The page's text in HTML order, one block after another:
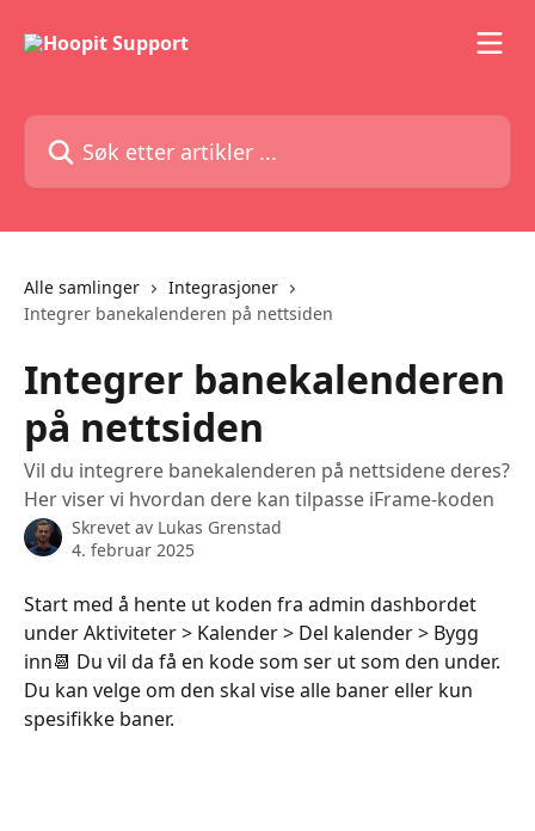
Søk etter artikler ...
Alle samlinger
Integrasjoner
Integrer banekalenderen på nettsiden
Integrer banekalenderen
på nettsiden
Vil du integrere banekalenderen på nettsidene deres?
Her viser vi hvordan dere kan tilpasse iFrame-koden
Skrevet av Lukas Grenstad
4. februar 2025
Start med å hente ut koden fra admin dashbordet
under Aktiviteter > Kalender > Del kalender > Bygg
inn📆 Du vil da få en kode som ser ut som den under.
Du kan velge om den skal vise alle baner eller kun
spesifikke baner.